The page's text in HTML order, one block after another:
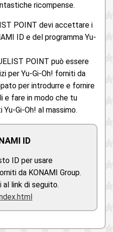
ricompense.
POINT devi accettare i
ID e del programma Yu-
POINT può essere
per Yu-Gi-Oh! forniti da
per introdurre e fornire
e fare in modo che tu
Gi-Oh! al massimo.
ID
ID per usare
da KONAMI Group.
link di seguito.